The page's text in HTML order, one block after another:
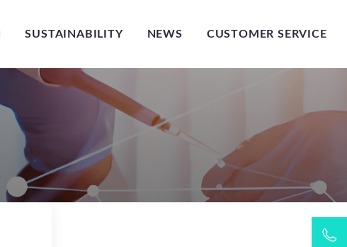
SUSTAINABILITY NEWS CUSTOMER SERVICE